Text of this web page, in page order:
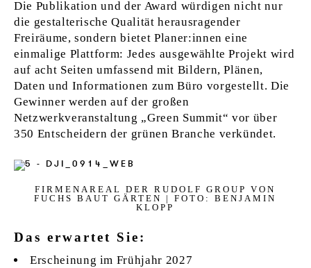
Die Publikation und der Award würdigen nicht nur
die gestalterische Qualität herausragender
Freiräume, sondern bietet Planer:innen eine
einmalige Plattform: Jedes ausgewählte Projekt wird
auf acht Seiten umfassend mit Bildern, Plänen,
Daten und Informationen zum Büro vorgestellt. Die
Gewinner werden auf der großen
Netzwerkveranstaltung „Green Summit“ vor über
350 Entscheidern der grünen Branche verkündet.
FIR­ME­N­A­RE­AL DER RU­DOLF GR­OUP VON
FUCHS BAUT GÄRTEN | FOTO: BEN­JAMIN
KLOPP
Das erwartet Sie:
Erscheinung im Frühjahr 2027